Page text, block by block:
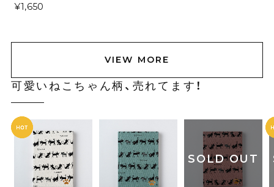
¥1,650
VIEW MORE
可愛いねこちゃん柄、売れてます！
SOLD OUT